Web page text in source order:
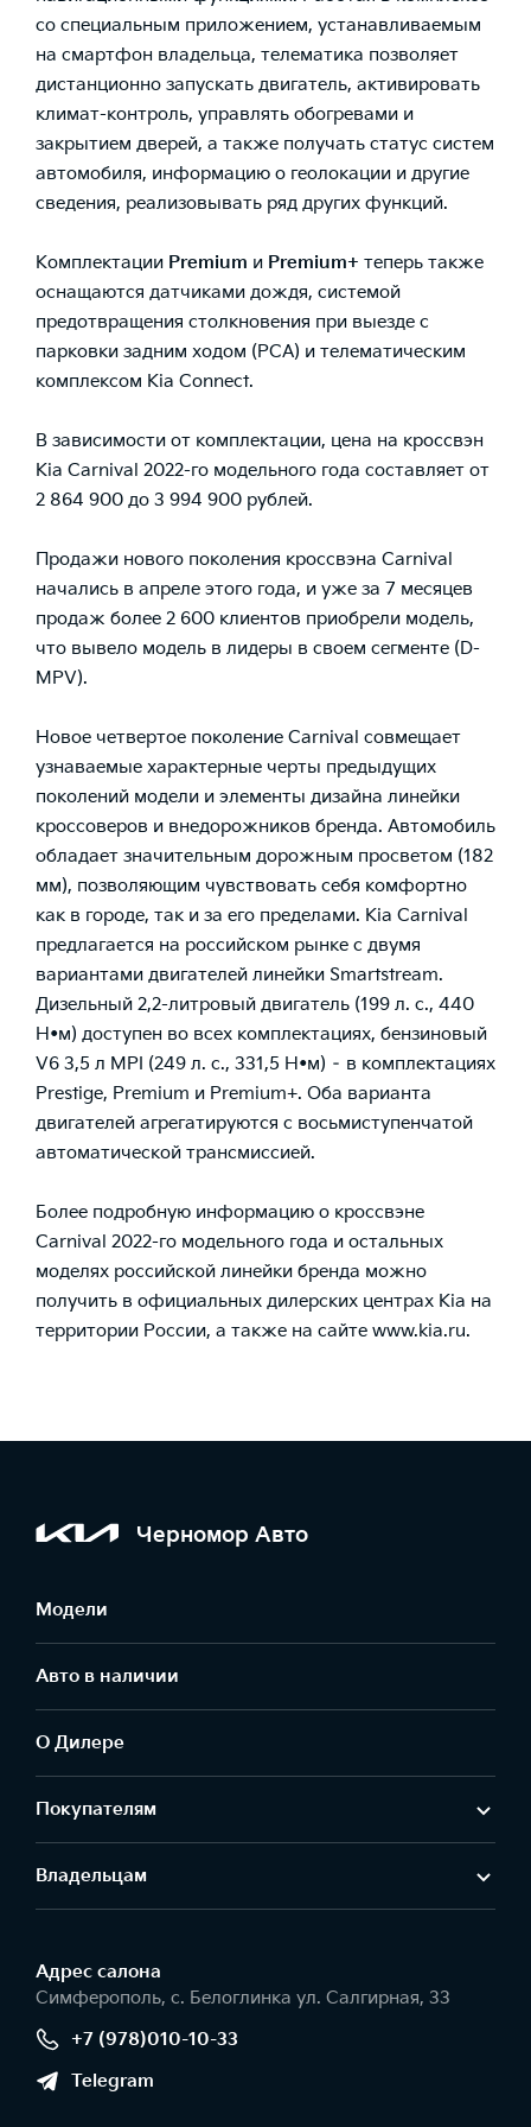
со специальным приложением, устанавливаемым
на смартфон владельца, телематика позволяет
дистанционно запускать двигатель, активировать
климат-контроль, управлять обогревами и
закрытием дверей, а также получать статус систем
автомобиля, информацию о геолокации и другие
сведения, реализовывать ряд других функций.
Комплектации Premium и Premium+ теперь также
оснащаются датчиками дождя, системой
предотвращения столкновения при выезде с
парковки задним ходом (PCA) и телематическим
комплексом Kia Connect.
В зависимости от комплектации, цена на кроссвэн
Kia Carnival 2022-го модельного года составляет от
2 864 900 до 3 994 900 рублей.
Продажи нового поколения кроссвэна Carnival
начались в апреле этого года, и уже за 7 месяцев
продаж более 2 600 клиентов приобрели модель,
что вывело модель в лидеры в своем сегменте (D-
MPV).
Новое четвертое поколение Carnival совмещает
узнаваемые характерные черты предыдущих
поколений модели и элементы дизайна линейки
кроссоверов и внедорожников бренда. Автомобиль
обладает значительным дорожным просветом (182
мм), позволяющим чувствовать себя комфортно
как в городе, так и за его пределами. Kia Carnival
предлагается на российском рынке с двумя
вариантами двигателей линейки Smartstream.
Дизельный 2,2-литровый двигатель (199 л. с., 440
Н•м) доступен во всех комплектациях, бензиновый
V6 3,5 л MPI (249 л. с., 331,5 Н•м) – в комплектациях
Prestige, Premium и Premium+. Оба варианта
двигателей агрегатируются с восьмиступенчатой
автоматической трансмиссией.
Более подробную информацию о кроссвэне
Carnival 2022-го модельного года и остальных
моделях российской линейки бренда можно
получить в официальных дилерских центрах Kia на
территории России, а также на сайте www.kia.ru.
Черномор Авто
Модели
Авто в наличии
О Дилере
Покупателям
Владельцам
Адрес салонa
Симферополь, с. Белоглинка ул. Салгирная, 33
+7 (978)010-10-33
Telegram